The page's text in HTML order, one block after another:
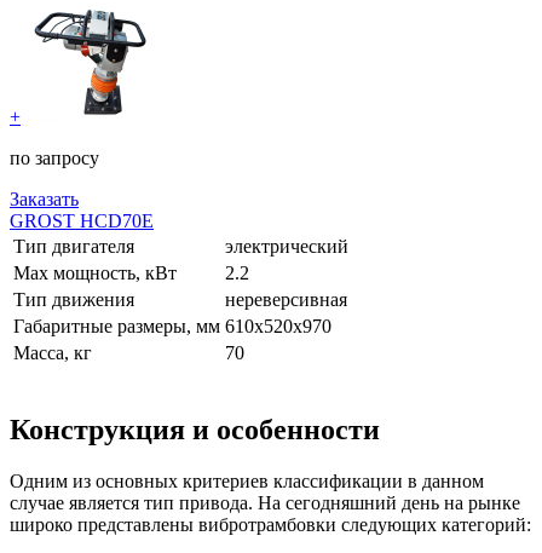
+
по запросу
Заказать
GROST HCD70Е
Тип двигателя
электрический
Max мощность, кВт
2.2
Тип движения
нереверсивная
Габаритные размеры, мм 610х520х970
Масса, кг
70
Конструкция и особенности
Одним из основных критериев классификации в данном
случае является тип привода. На сегодняшний день на рынке
широко представлены вибротрамбовки следующих категорий: